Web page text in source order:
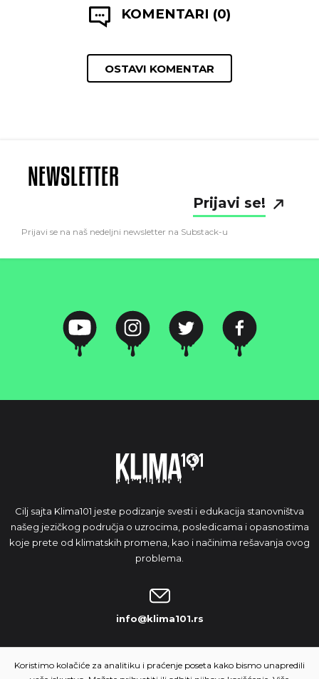
KOMENTARI (0)
OSTAVI KOMENTAR
NEWSLETTER
Prijavi se!
Prijavi se na naš nedeljni newsletter na Substack-u
Cilj sajta Klima101 jeste podizanje svesti i edukacija stanovništva
našeg jezičkog područja o uzrocima, posledicama i opasnostima
koje prete od klimatskih promena, kao i načinima rešavanja ovog
problema.
info@klima101.rs
NAŠA IDEJA
Koristimo kolačiće za analitiku i praćenje poseta kako bismo unapredili